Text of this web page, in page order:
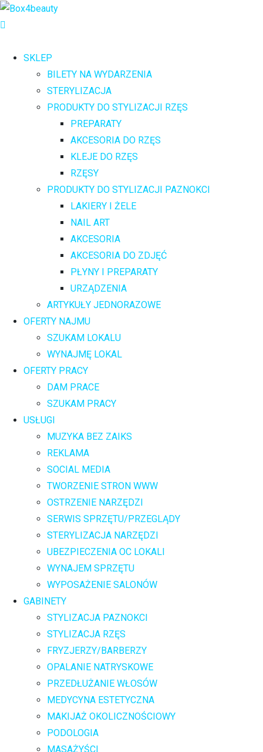
SKLEP
BILETY NA WYDARZENIA
STERYLIZACJA
PRODUKTY DO STYLIZACJI RZĘS
PREPARATY
AKCESORIA DO RZĘS
KLEJE DO RZĘS
RZĘSY
PRODUKTY DO STYLIZACJI PAZNOKCI
LAKIERY I ŻELE
NAIL ART
AKCESORIA
AKCESORIA DO ZDJĘĆ
PŁYNY I PREPARATY
URZĄDZENIA
ARTYKUŁY JEDNORAZOWE
OFERTY NAJMU
SZUKAM LOKALU
WYNAJMĘ LOKAL
OFERTY PRACY
DAM PRACE
SZUKAM PRACY
USŁUGI
MUZYKA BEZ ZAIKS
REKLAMA
SOCIAL MEDIA
TWORZENIE STRON WWW
OSTRZENIE NARZĘDZI
SERWIS SPRZĘTU/PRZEGLĄDY
STERYLIZACJA NARZĘDZI
UBEZPIECZENIA OC LOKALI
WYNAJEM SPRZĘTU
WYPOSAŻENIE SALONÓW
GABINETY
STYLIZACJA PAZNOKCI
STYLIZACJA RZĘS
FRYZJERZY/BARBERZY
OPALANIE NATRYSKOWE
PRZEDŁUŻANIE WŁOSÓW
MEDYCYNA ESTETYCZNA
MAKIJAŻ OKOLICZNOŚCIOWY
PODOLOGIA
MASAŻYŚCI